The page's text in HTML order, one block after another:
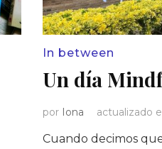
In between
Un día
por Iona actualizado
Cuando decimos